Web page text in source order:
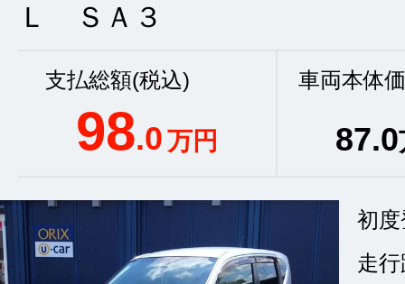
Ｌ ＳＡ３
支払総額(税込)
98.0万円
車両本体
87.0
初
走